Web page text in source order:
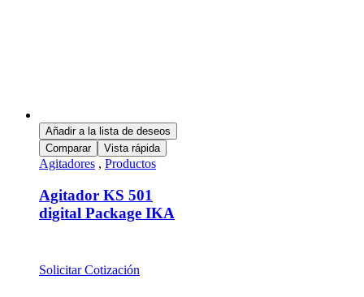
Añadir a la lista de deseos
Comparar
Vista rápida
Agitadores , Productos
Agitador KS 501
digital Package IKA
Solicitar Cotización